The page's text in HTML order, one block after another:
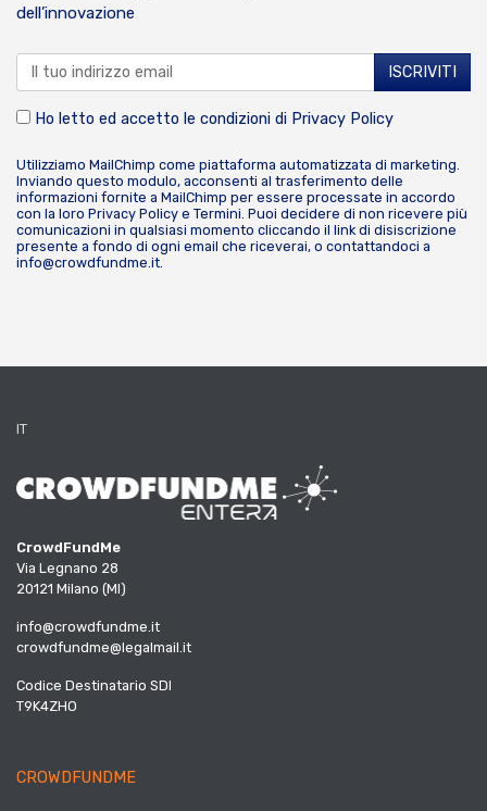
dell’innovazione
Ho letto ed accetto le condizioni di Privacy Policy
Utilizziamo MailChimp come piattaforma automatizzata di marketing.
Inviando questo modulo, acconsenti al trasferimento delle
informazioni fornite a MailChimp per essere processate in accordo
con la loro Privacy Policy e Termini. Puoi decidere di non ricevere più
comunicazioni in qualsiasi momento cliccando il link di disiscrizione
presente a fondo di ogni email che riceverai, o contattandoci a
info@crowdfundme.it.
IT
CrowdFundMe
Via Legnano 28
20121 Milano (MI)
info@crowdfundme.it
crowdfundme@legalmail.it
Codice Destinatario SDI
T9K4ZHO
CROWDFUNDME